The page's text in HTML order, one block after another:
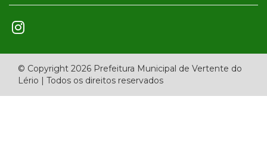
© Copyright 2026 Prefeitura Municipal de Vertente do
Lério | Todos os direitos reservados